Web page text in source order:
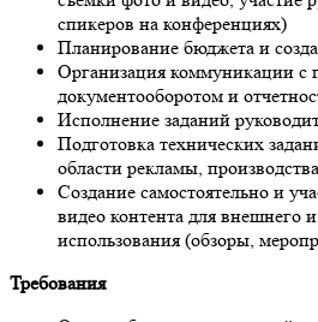
спикеров на конференциях)
Планирование бюджета и
Организация коммуникации с
документооборотом и
Исполнение заданий
Подготовка технических
области рекламы,
Создание самостоятельно и
видео контента для внешнего
использования (обзоры,
Требования